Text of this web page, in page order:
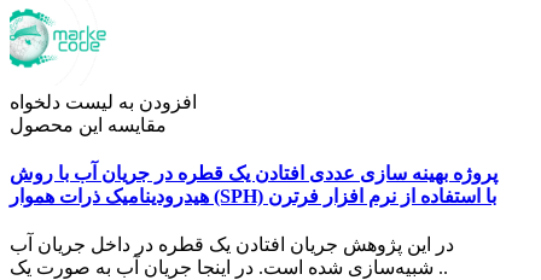
افزودن به لیست دلخواه
مقایسه این محصول
پروژه بهینه سازی عددی افتادن یک قطره در جریان آب با روش
هیدرودینامیک ذرات هموار (SPH) با استفاده از نرم افزار فرترن
در اين پژوهش جریان افتادن یک قطره در داخل جریان آب
شبیه‌سازی شده است. در اینجا جریان آب به صورت یک ..